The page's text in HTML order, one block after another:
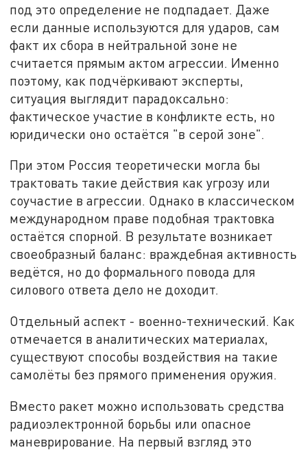
под это определение не подпадает. Даже
если данные используются для ударов, сам
факт их сбора в нейтральной зоне не
считается прямым актом агрессии. Именно
поэтому, как подчёркивают эксперты,
ситуация выглядит парадоксально:
фактическое участие в конфликте есть, но
юридически оно остаётся "в серой зоне".
При этом Россия теоретически могла бы
трактовать такие действия как угрозу или
соучастие в агрессии. Однако в классическом
международном праве подобная трактовка
остаётся спорной. В результате возникает
своеобразный баланс: враждебная активность
ведётся, но до формального повода для
силового ответа дело не доходит.
Отдельный аспект - военно-технический. Как
отмечается в аналитических материалах,
существуют способы воздействия на такие
самолёты без прямого применения оружия.
Вместо ракет можно использовать средства
радиоэлектронной борьбы или опасное
маневрирование. На первый взгляд это